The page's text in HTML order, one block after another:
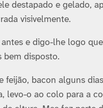
destapado e gelado,
visivelmente.
e digo-lhe logo
bem disposto.
feijão, bacon alguns
levo-o ao colo para a